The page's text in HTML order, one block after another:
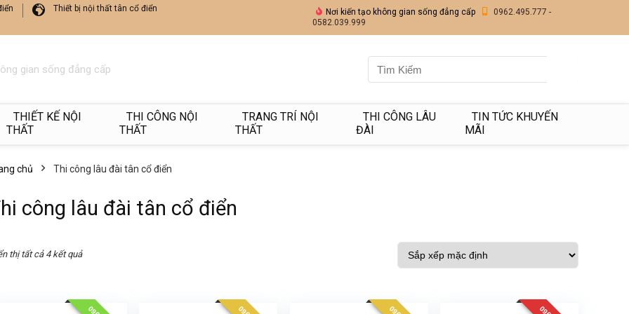
Thiết bị nội thất tân cổ điển
Nơi kiến tạo không gian sống đẳng cấp
0962.495.777 -
0582.039.999
gian sống đẳng cấp
THIẾT KẾ NỘI
THẤT
THI CÔNG NỘI
THẤT
TRANG TRÍ NỘI
THẤT
THI CÔNG LÂU
ĐÀI
TIN TỨC KHUYẾN
MÃI
chủ Thi công lâu đài tân cổ điển
công lâu đài tân cổ điển
thị tất cả 4 kết quả